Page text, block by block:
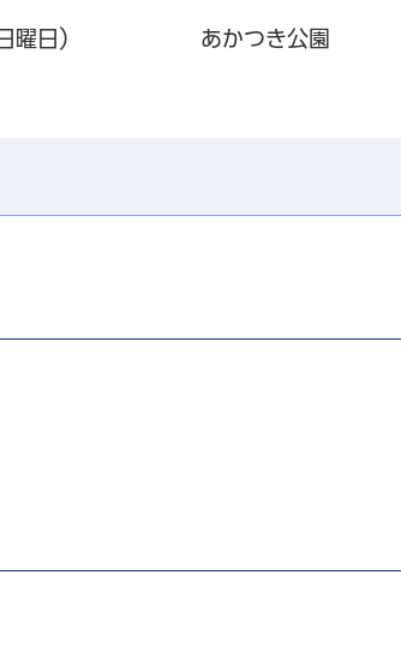
日） あかつき公園